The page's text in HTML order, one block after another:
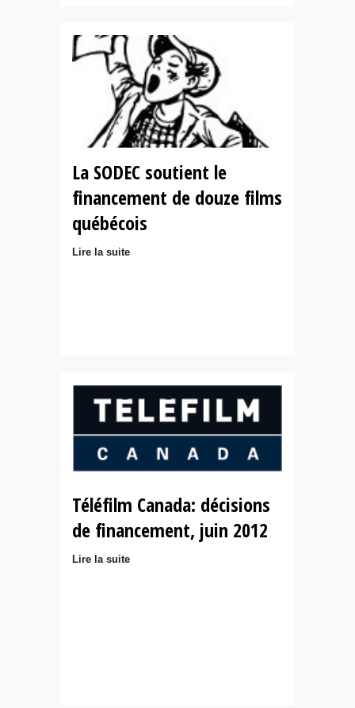
La SODEC soutient le
financement de douze films
québécois
Lire la suite
Téléfilm Canada: décisions
de financement, juin 2012
Lire la suite